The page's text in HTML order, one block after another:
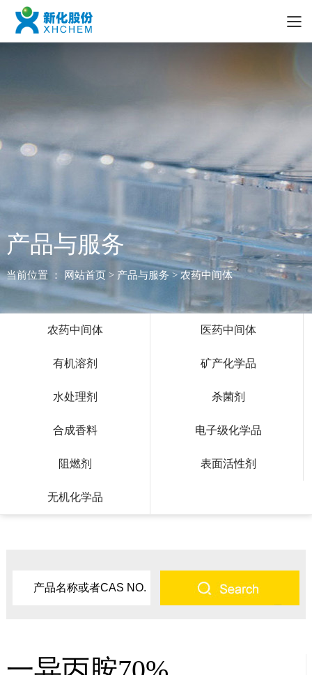
产品与服务
当前位置 ： 网站首页> 产品与服务 > 农药中间体
农药中间体 医药中间体
有机溶剂 矿产化学品
水处理剂 杀菌剂
合成香料 电子级化学品
阻燃剂 表面活性剂
无机化学品